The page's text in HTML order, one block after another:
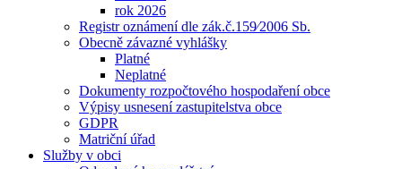
rok 2026
Registr oznámení dle zák.č.159⁄2006 Sb.
Obecně závazné vyhlášky
Platné
Neplatné
Dokumenty rozpočtového hospodaření obce
Výpisy usnesení zastupitelstva obce
GDPR
Matriční úřad
Služby v obci